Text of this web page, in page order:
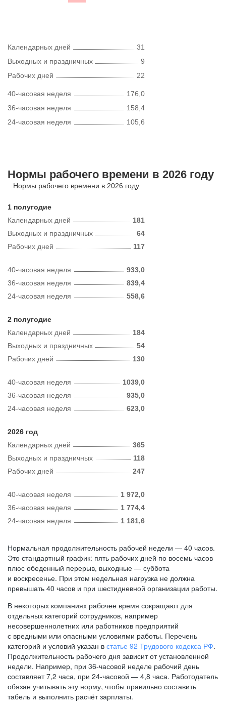
Календарных дней
31
Выходных и праздничных
9
Рабочих дней
22
40-часовая неделя
176,0
36-часовая неделя
158,4
24-часовая неделя
105,6
Нормы рабочего времени в 2026 году
Нормы рабочего времени в 2026 году
1 полугодие
Календарных дней
181
Рабочих дней 117
Выходных и праздничных 64
40-часовая неделя
933,0
36-часовая неделя
839,4
24-часовая неделя
558,6
2 полугодие
Календарных дней
184
Рабочих дней 130
Выходных и праздничных 54
40-часовая неделя
1039,0
36-часовая неделя
935,0
24-часовая неделя
623,0
2026 год
Календарных дней
365
Рабочих дней 247
Выходных и праздничных 118
40-часовая неделя
1 972,0
36-часовая неделя
1 774,4
24-часовая неделя
1 181,6
Нормальная продолжительность рабочей недели — 40 часов.
Это стандартный график: пять рабочих дней по восемь часов
плюс обеденный перерыв, выходные — суббота
и воскресенье. При этом недельная нагрузка не должна
превышать 40 часов и при шестидневной организации работы.
В некоторых компаниях рабочее время сокращают для
отдельных категорий сотрудников, например
несовершеннолетних или работников предприятий
с вредными или опасными условиями работы. Перечень
категорий и условий указан в статье 92 Трудового кодекса РФ.
Продолжительность рабочего дня зависит от установленной
недели. Например, при 36-часовой неделе рабочий день
составляет 7,2 часа, при 24-часовой — 4,8 часа. Работодатель
обязан учитывать эту норму, чтобы правильно составить
табель и выполнить расчёт зарплаты.